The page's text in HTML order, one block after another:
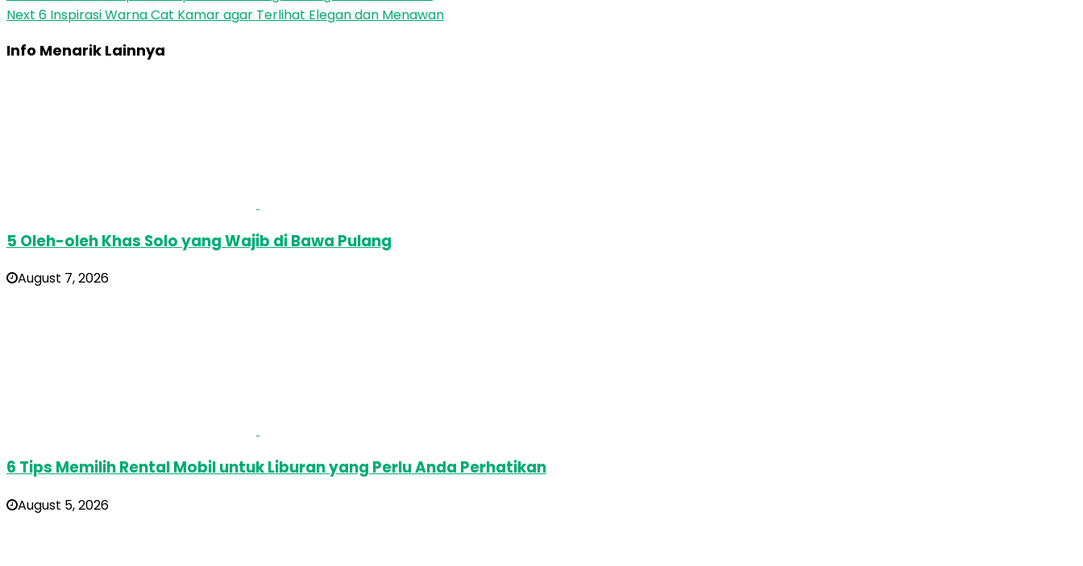
Next 6 Inspirasi Warna Cat Kamar agar Terlihat Elegan dan Menawan
Info Menarik Lainnya
5 Oleh-oleh Khas Solo yang Wajib di Bawa Pulang
August 7, 2026
6 Tips Memilih Rental Mobil untuk Liburan yang Perlu Anda Perhatikan
August 5, 2026